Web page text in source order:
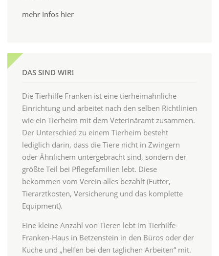
mehr Infos hier
DAS SIND WIR!
Die Tierhilfe Franken ist eine tierheimähnliche
Einrichtung und arbeitet nach den selben Richtlinien
wie ein Tierheim mit dem Veterinäramt zusammen.
Der Unterschied zu einem Tierheim besteht
lediglich darin, dass die Tiere nicht in Zwingern
oder Ähnlichem untergebracht sind, sondern der
größte Teil bei Pflegefamilien lebt. Diese
bekommen vom Verein alles bezahlt (Futter,
Tierarztkosten, Versicherung und das komplette
Equipment).
Eine kleine Anzahl von Tieren lebt im Tierhilfe-
Franken-Haus in Betzenstein in den Büros oder der
Küche und „helfen bei den täglichen Arbeiten“ mit.